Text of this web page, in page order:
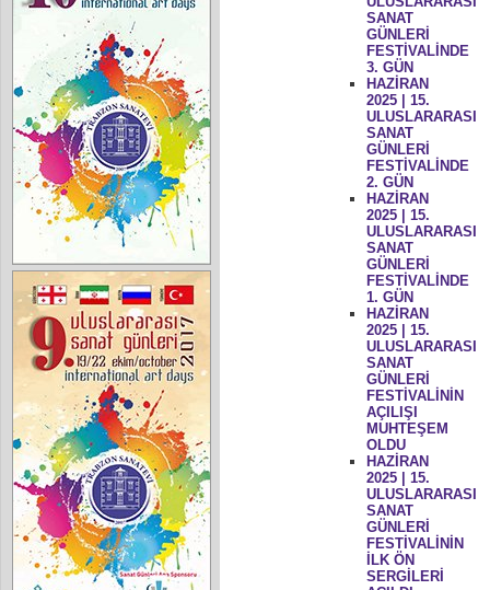
SANAT
GÜNLERİ
FESTİVALİNDE
3. GÜN
HAZİRAN
2025 | 15.
ULUSLARARASI
SANAT
GÜNLERİ
FESTİVALİNDE
2. GÜN
HAZİRAN
2025 | 15.
ULUSLARARASI
SANAT
GÜNLERİ
FESTİVALİNDE
1. GÜN
HAZİRAN
2025 | 15.
ULUSLARARASI
SANAT
GÜNLERİ
FESTİVALİNİN
AÇILIŞI
MUHTEŞEM
OLDU
HAZİRAN
2025 | 15.
ULUSLARARASI
SANAT
GÜNLERİ
FESTİVALİNİN
İLK ÖN
SERGİLERİ